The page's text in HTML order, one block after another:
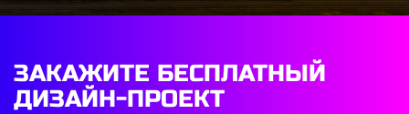
ЗАКАЖИТЕ БЕСПЛАТНЫЙ
ДИЗАЙН-ПРОЕКТ